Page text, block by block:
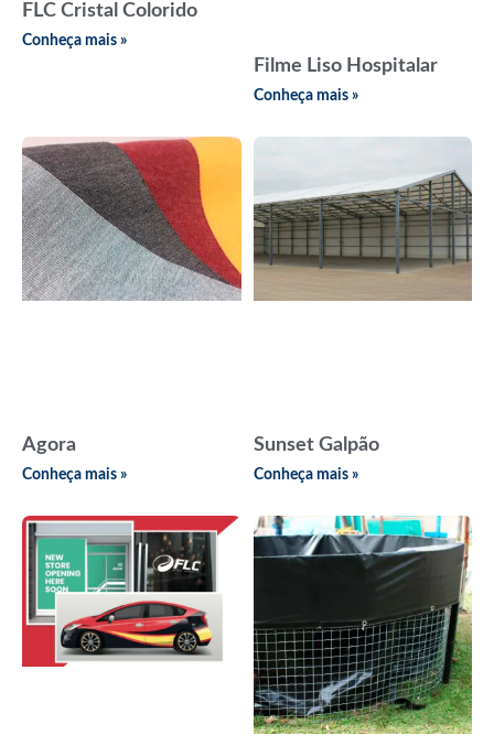
FLC Cristal Colorido
Conheça mais »
Filme Liso Hospitalar
Conheça mais »
Agora
Conheça mais »
Sunset Galpão
Conheça mais »